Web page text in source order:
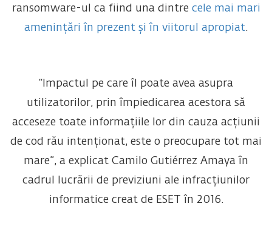
ransomware-ul ca fiind una dintre cele mai mari
amenințări în prezent și în viitorul apropiat.
“Impactul pe care îl poate avea asupra
utilizatorilor, prin împiedicarea acestora să
acceseze toate informațiile lor din cauza acțiunii
de cod rău intenționat, este o preocupare tot mai
mare”, a explicat Camilo Gutiérrez Amaya în
cadrul lucrării de previziuni ale infracțiunilor
informatice creat de ESET în 2016.